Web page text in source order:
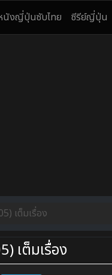
นังญี่ปุ่นซับไทย ซีรีย์ญี่ปุ่น
เต็มเรื่อง
เต็มเรื่อง